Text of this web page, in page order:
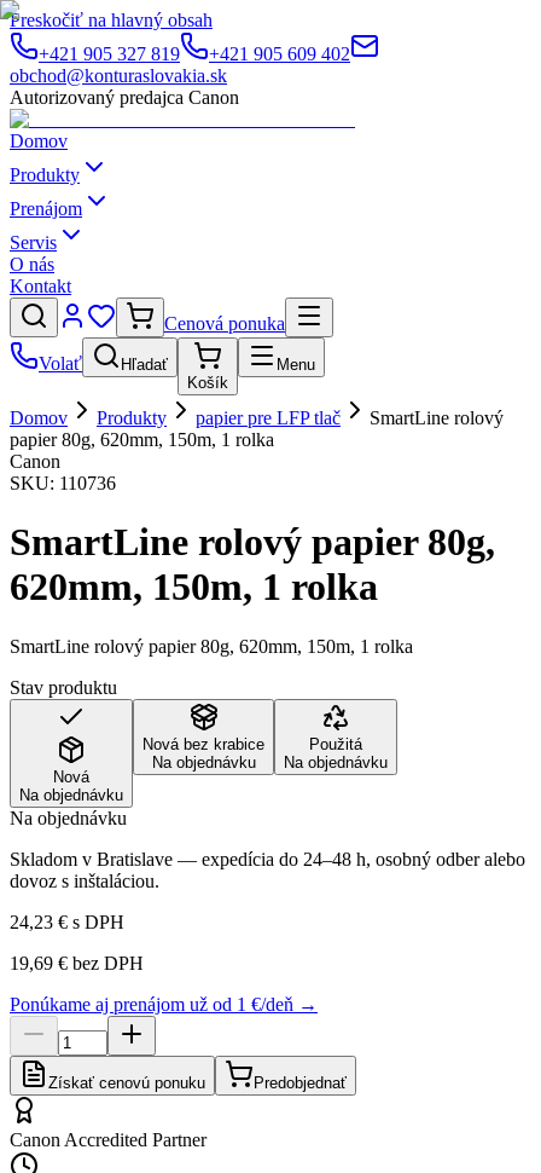
Preskočiť na hlavný obsah
+421 905 327 819
+421 905 609 402
obchod@konturaslovakia.sk
Autorizovaný predajca Canon
Domov
Produkty
Prenájom
Servis
O nás
Kontakt
Cenová ponuka
Volať
Hľadať
Košík
Menu
Domov Produkty papier pre LFP tlač
SmartLine rolový
papier 80g, 620mm, 150m, 1 rolka
Canon
SKU: 110736
SmartLine rolový papier 80g,
620mm, 150m, 1 rolka
SmartLine rolový papier 80g, 620mm, 150m, 1 rolka
Stav produktu
Nová
Na objednávku
Nová bez krabice
Na objednávku
Použitá
Na objednávku
Na objednávku
Skladom v Bratislave — expedícia do 24–48 h, osobný odber alebo
dovoz s inštaláciou.
24,23 € s DPH
19,69 € bez DPH
Ponúkame aj prenájom už od 1 €/deň →
Získať cenovú ponuku Predobjednať
Canon Accredited Partner